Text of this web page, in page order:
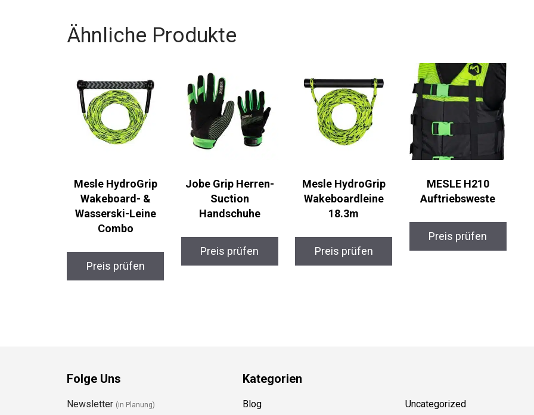
Ähnliche Produkte
Mesle HydroGrip
Wakeboard- &
Wasserski-Leine
Combo
Preis prüfen
Jobe Grip Herren-
Suction
Handschuhe
Preis prüfen
Mesle HydroGrip
Wakeboardleine
18.3m
Preis prüfen
MESLE H210
Auftriebsweste
Preis prüfen
Folge Uns
Newsletter (in Planung)
Kategorien
Blog Uncategorized